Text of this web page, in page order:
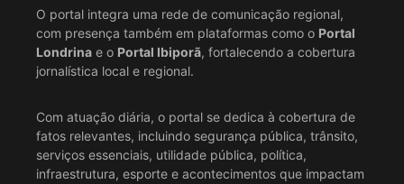
O portal integra uma rede de comunicação regional,
com presença também em plataformas como o Portal
Londrina e o Portal Ibiporã, fortalecendo a cobertura
jornalística local e regional.
Com atuação diária, o portal se dedica à cobertura de
fatos relevantes, incluindo segurança pública, trânsito,
serviços essenciais, utilidade pública, política,
infraestrutura, esporte e acontecimentos que impactam